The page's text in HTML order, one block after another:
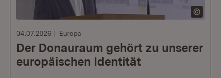
04.07.2026 Europa
Der Donauraum gehört zu unserer
europäischen Identität